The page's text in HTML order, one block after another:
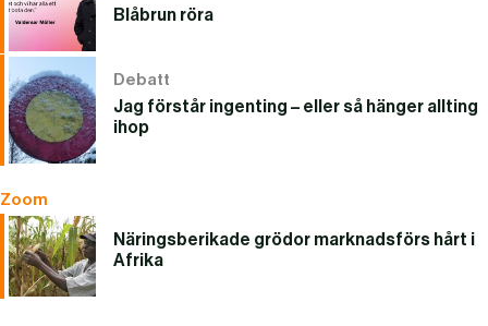
Blåbrun röra
Debatt
Jag förstår ingenting – eller så hänger allting
ihop
Zoom
Näringsberikade grödor marknadsförs hårt i
Afrika